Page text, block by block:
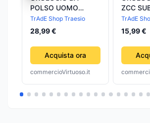
POLSO UOMO
AUTOMATICO
SUBACQUEO
SUBMARINER
ACCIAIO
QUADRANTE NERO
TrAdE Shop Traesio
28,99 €
Acquista ora
commercioVirtuoso.it
ZCC
UOMO
ORO
TrAdE
15,99 €